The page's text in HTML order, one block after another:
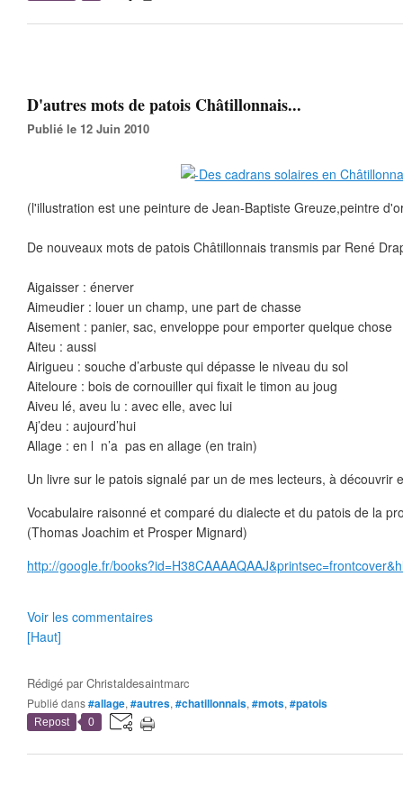
D'autres mots de patois Châtillonnais...
Publié le 12 Juin 2010
(l'illustration est une peinture de Jean-Baptiste Greuze,peintre
De nouveaux mots de patois Châtillonnais transmis par René
Aigaisser : énerver
Aimeudier : louer un champ, une part de chasse
Aisement : panier, sac, enveloppe pour emporter quelque chose
Aiteu : aussi
Airigueu : souche d’arbuste qui dépasse le niveau du sol
Aiteloure : bois de cornouiller qui fixait le timon au joug
Aiveu lé, aveu lu : avec elle, avec lui
Aj’deu : aujourd’hui
Allage : en l n’a pas en allage (en train)
Un livre sur le patois signalé par un de mes lecteurs, à découvrir
Vocabulaire raisonné et comparé du dialecte et du patois de la
(Thomas Joachim et Prosper Mignard)
http://google.fr/
Voir les commentaires
[Haut]
Rédigé parChristaldesaintmarc
Publié dans#allage, #autres, #chatillonnais, #mots, #patois
Repost 0